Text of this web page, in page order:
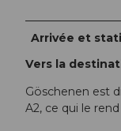
Arrivée et
Vers la
Göschenen est
A2, ce qui le